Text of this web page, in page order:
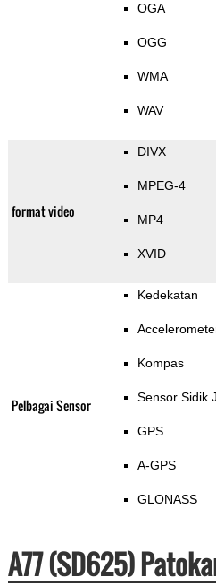
OGA
OGG
WMA
WAV
format video
DIVX
MPEG-4
MP4
XVID
Pelbagai Sensor
Kedekatan
Kompas
Sensor Sidik
GPS
A-GPS
GLONASS
A77 (SD625)